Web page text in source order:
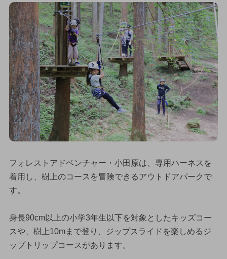
フォレストアドベンチャー・小田原は、専用ハーネスを
着用し、樹上のコースを冒険できるアウトドアパークで
す。
身長90cm以上の小学3年生以下を対象としたキッズコー
スや、樹上10mまで登り、ジップスライドを楽しめるジ
ップトリップコースがあります。